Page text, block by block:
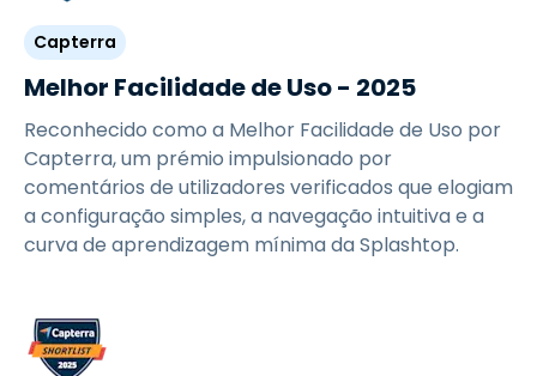
Capterra
Melhor Facilidade de Uso - 2025
Reconhecido como a Melhor Facilidade de Uso por
Capterra, um prémio impulsionado por
comentários de utilizadores verificados que elogiam
a configuração simples, a navegação intuitiva e a
curva de aprendizagem mínima da Splashtop.